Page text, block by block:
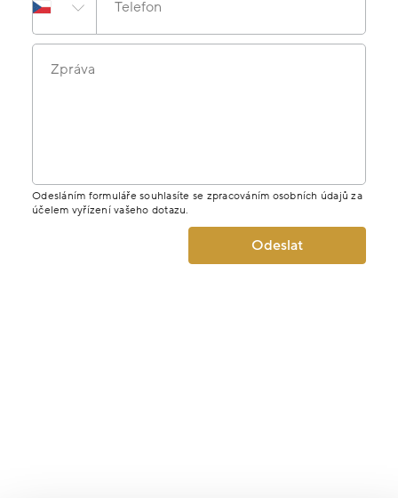
Telefon
Zpráva
Odesláním formuláře souhlasíte se zpracováním osobních údajů za
účelem vyřízení vašeho dotazu.
Odeslat